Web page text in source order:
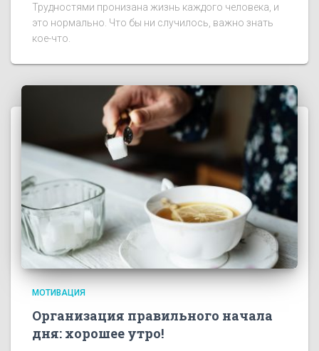
Трудностями пронизана жизнь каждого человека, и
это нормально. Что бы ни случилось, важно знать
кое-что.
МОТИВАЦИЯ
Организация правильного начала
дня: хорошее утро!